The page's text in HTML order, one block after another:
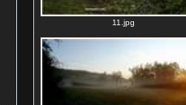
11.jpg